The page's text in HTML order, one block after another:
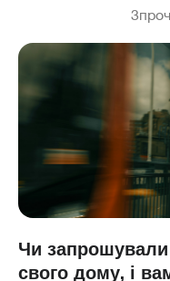
3
Чи запрошували
свого дому, і